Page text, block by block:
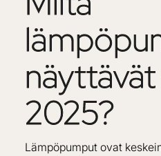
2025?
Lämpöpumput ovat